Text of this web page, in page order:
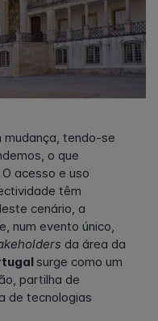
mudança, tendo-se
o que
acesso e uso
têm
cenário, a
num evento único,
da área da
surge como um
partilha de
de tecnologias